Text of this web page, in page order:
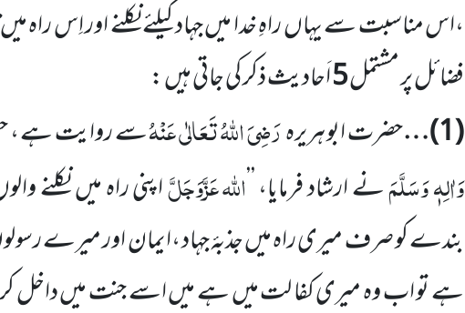
،اس مناسبتسے یہاں راہِ خدا میں جہاد کیلئے نکلنے اور اِس
فضائل پر مشتمل5اَحادیث ذکر کی جاتی ہیں :
(
1
)…حضرت ابو ہریرہرَضِیَ اللہُ تَعَالٰی عَنْہُسے روایت ہے ،
وَاٰلِہٖ وَسَلَّمَنے ارشاد فرمایا،’’اللہعَزَّوَجَلَّاپنی راہ میں نکلنے
بندے کو صرف میری راہ میں جذبۂ جہاد ،ایمان اور میرے
ہے تو اب وہ میری کفا لت میں ہے میں اسے جنت میں داخل